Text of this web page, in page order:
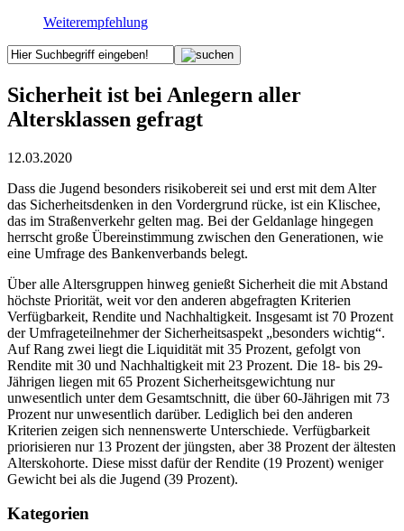
Weiterempfehlung
Sicherheit ist bei Anlegern aller
Altersklassen gefragt
12.03.2020
Dass die Jugend besonders risikobereit sei und erst mit dem Alter
das Sicherheitsdenken in den Vordergrund rücke, ist ein Klischee,
das im Straßenverkehr gelten mag. Bei der Geldanlage hingegen
herrscht große Übereinstimmung zwischen den Generationen, wie
eine Umfrage des Bankenverbands belegt.
Über alle Altersgruppen hinweg genießt Sicherheit die mit Abstand
höchste Priorität, weit vor den anderen abgefragten Kriterien
Verfügbarkeit, Rendite und Nachhaltigkeit. Insgesamt ist 70 Prozent
der Umfrageteilnehmer der Sicherheitsaspekt „besonders wichtig“.
Auf Rang zwei liegt die Liquidität mit 35 Prozent, gefolgt von
Rendite mit 30 und Nachhaltigkeit mit 23 Prozent. Die 18- bis 29-
Jährigen liegen mit 65 Prozent Sicherheitsgewichtung nur
unwesentlich unter dem Gesamtschnitt, die über 60-Jährigen mit 73
Prozent nur unwesentlich darüber. Lediglich bei den anderen
Kriterien zeigen sich nennenswerte Unterschiede. Verfügbarkeit
priorisieren nur 13 Prozent der jüngsten, aber 38 Prozent der ältesten
Alterskohorte. Diese misst dafür der Rendite (19 Prozent) weniger
Gewicht bei als die Jugend (39 Prozent).
Kategorien